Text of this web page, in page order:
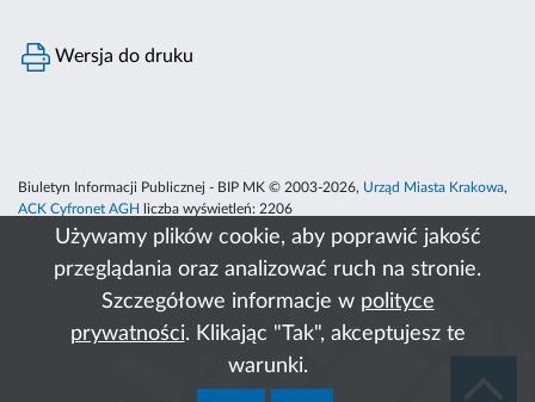
Używamy plików cookie, aby poprawić jakość
przeglądania oraz analizować ruch na stronie.
Szczegółowe informacje w polityce
prywatności. Klikając "Tak", akceptujesz te
warunki.
Wersja do druku
Biuletyn Informacji Publicznej - BIP MK © 2003-2026, Urząd Miasta Krakowa,
ACK Cyfronet AGH
liczba wyświetleń: 2206